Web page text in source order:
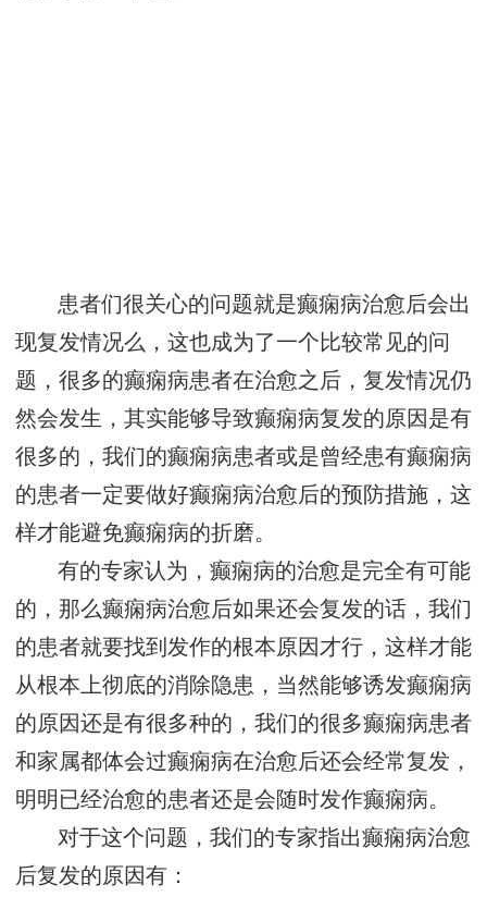
患者们很关心的问题就是癫痫病治愈后会出
现复发情况么，这也成为了一个比较常见的问
题，很多的癫痫病患者在治愈之后，复发情况仍
然会发生，其实能够导致癫痫病复发的原因是有
很多的，我们的癫痫病患者或是曾经患有癫痫病
的患者一定要做好癫痫病治愈后的预防措施，这
样才能避免癫痫病的折磨。
有的专家认为，癫痫病的治愈是完全有可能
的，那么癫痫病治愈后如果还会复发的话，我们
的患者就要找到发作的根本原因才行，这样才能
从根本上彻底的消除隐患，当然能够诱发癫痫病
的原因还是有很多种的，我们的很多癫痫病患者
和家属都体会过癫痫病在治愈后还会经常复发，
明明已经治愈的患者还是会随时发作癫痫病。
对于这个问题，我们的专家指出癫痫病治愈
后复发的原因有：